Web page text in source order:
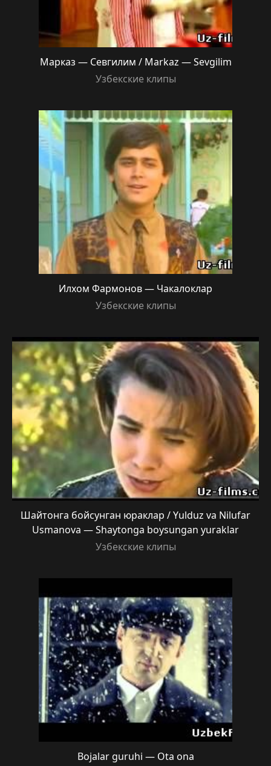
Марказ — Севгилим / Markaz — Sevgilim
Узбекские клипы
Илхом Фармонов — Чакалоклар
Узбекские клипы
Шайтонга бойсунган юраклар / Yulduz va Nilufar
Usmanova — Shaytonga boysungan yuraklar
Узбекские клипы
Bojalar guruhi — Ota ona